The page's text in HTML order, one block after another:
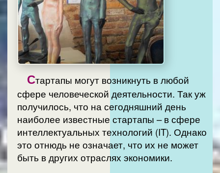
Стартапы могут возникнуть в любой
сфере человеческой деятельности. Так уж
получилось, что на сегодняшний день
наиболее известные стартапы – в сфере
интеллектуальных технологий (IT). Однако
это отнюдь не означает, что их не может
быть в других отраслях экономики.